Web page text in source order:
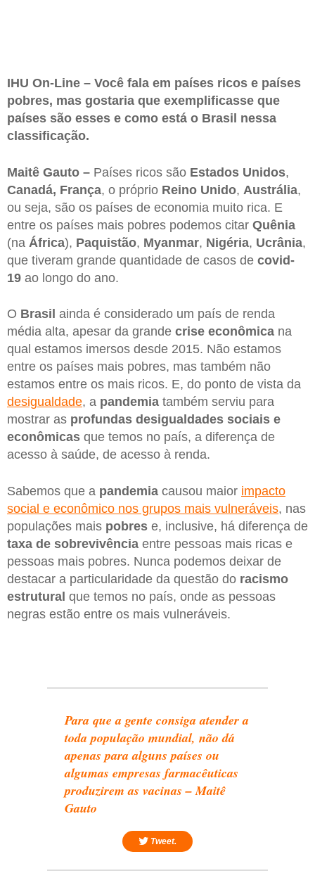
IHU On-Line – Você fala em países ricos e países
pobres, mas gostaria que exemplificasse que
países são esses e como está o Brasil nessa
classificação.
Maitê Gauto – Países ricos são Estados Unidos,
Canadá, França, o próprio Reino Unido, Austrália,
ou seja, são os países de economia muito rica. E
entre os países mais pobres podemos citar Quênia
(na África), Paquistão, Myanmar, Nigéria, Ucrânia,
que tiveram grande quantidade de casos de covid-
19 ao longo do ano.
O Brasil ainda é considerado um país de renda
média alta, apesar da grande crise econômica na
qual estamos imersos desde 2015. Não estamos
entre os países mais pobres, mas também não
estamos entre os mais ricos. E, do ponto de vista da
desigualdade, a pandemia também serviu para
mostrar as profundas desigualdades sociais e
econômicas que temos no país, a diferença de
acesso à saúde, de acesso à renda.
Sabemos que a pandemia causou maior impacto
social e econômico nos grupos mais vulneráveis, nas
populações mais pobres e, inclusive, há diferença de
taxa de sobrevivência entre pessoas mais ricas e
pessoas mais pobres. Nunca podemos deixar de
destacar a particularidade da questão do racismo
estrutural que temos no país, onde as pessoas
negras estão entre os mais vulneráveis.
Para que a gente consiga atender a
toda população mundial, não dá
apenas para alguns países ou
algumas empresas farmacêuticas
produzirem as vacinas – Maitê
Gauto
Tweet.